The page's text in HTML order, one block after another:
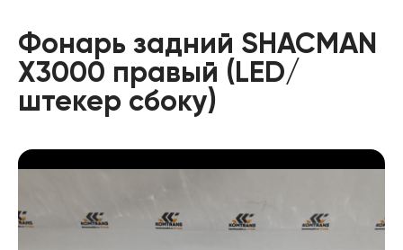
Фонарь задний SHACMAN
X3000 правый (LED/
штекер сбоку)